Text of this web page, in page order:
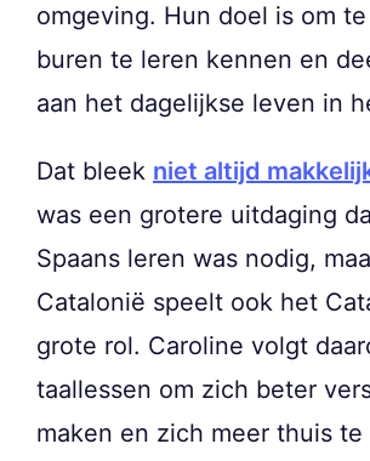
omgeving. Hun doel is om
buren te leren kennen en
aan het dagelijkse leven in
Dat bleek niet altijd
was een grotere uitdaging
Spaans leren was nodig,
Catalonië speelt ook het
grote rol. Caroline volgt
taallessen om zich beter
maken en zich meer thuis